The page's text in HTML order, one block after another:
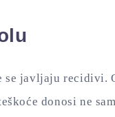
javljaju recidivi.
donosi ne